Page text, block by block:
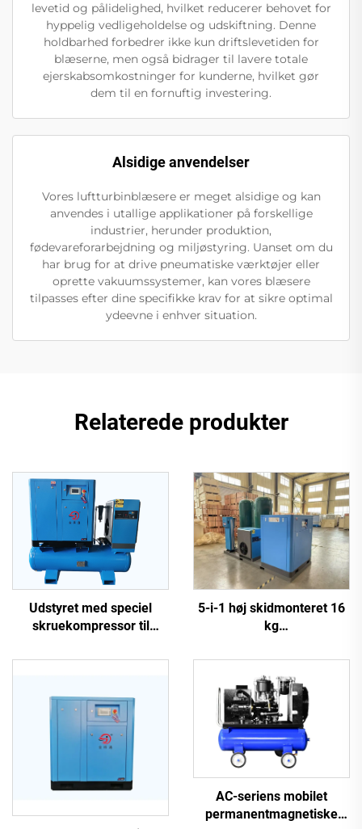
levetid og pålidelighed, hvilket reducerer behovet for
hyppelig vedligeholdelse og udskiftning. Denne
holdbarhed forbedrer ikke kun driftslevetiden for
blæserne, men også bidrager til lavere totale
ejerskabsomkostninger for kunderne, hvilket gør
dem til en fornuftig investering.
Alsidige anvendelser
Vores luftturbinblæsere er meget alsidige og kan
anvendes i utallige applikationer på forskellige
industrier, herunder produktion,
fødevareforarbejdning og miljøstyring. Uanset om du
har brug for at drive pneumatiske værktøjer eller
oprette vakuumssystemer, kan vores blæsere
tilpasses efter dine specifikke krav for at sikre optimal
ydeevne i enhver situation.
Relaterede produkter
Udstyret med speciel
skruekompressor til
5-i-1 høj skidmonteret 16
kg
til laserskæring med 1200
L tank
AC-seriens mobilet
permanentmagnetiske